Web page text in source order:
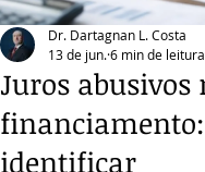
Juros abusivos
identificar
Dr. Dartagnan L. Costa
13 de jun.6 min de leitura